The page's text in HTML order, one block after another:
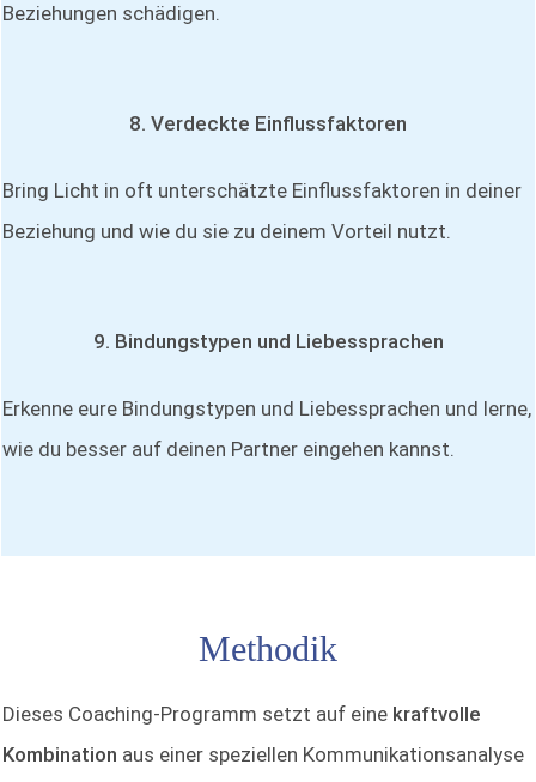
Beziehungen schädigen.
8. Verdeckte Einflussfaktoren
Bring Licht in oft unterschätzte Einflussfaktoren in deiner
Beziehung und wie du sie zu deinem Vorteil nutzt.
9. Bindungstypen und Liebessprachen
Erkenne eure Bindungstypen und Liebessprachen und lerne,
wie du besser auf deinen Partner eingehen kannst.
Methodik
Dieses Coaching-Programm setzt auf eine kraftvolle
Kombination aus einer speziellen Kommunikationsanalyse